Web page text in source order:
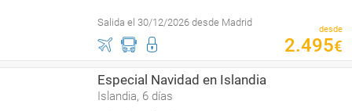
Salida el 30/12/2026 desde Madrid
desde
2.495€
Especial Navidad en Islandia
Islandia, 6 días